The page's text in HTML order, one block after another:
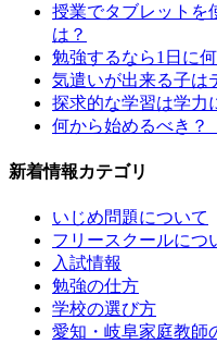
授業でタブレットを
は？
勉強するなら1日に
気遣いが出来る子は
探求的な学習は学力
何から始めるべき
新着情報カテゴリ
いじめ問題について
フリースクールにつ
入試情報
勉強の仕方
学校の選び方
愛知・岐阜家庭教師